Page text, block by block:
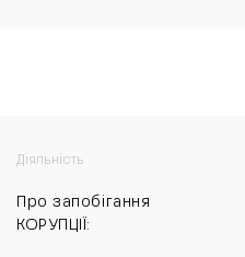
Діяльність
Про запобігання
КОРУПЦІЇ: